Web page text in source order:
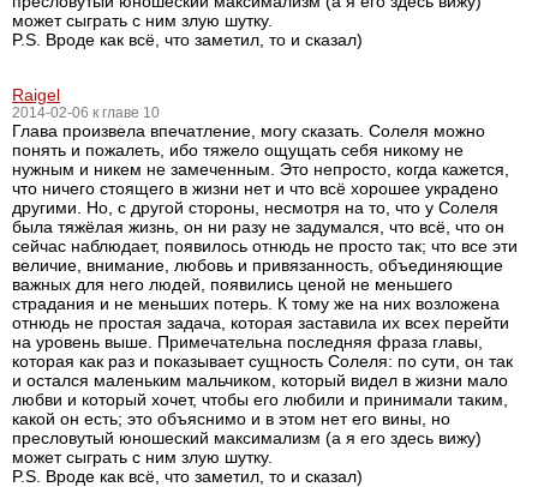
может сыграть с ним злую шутку.
P.S. Вроде как всё, что заметил, то и сказал)
Raigel
2014-02-06 к главе 10
Глава произвела впечатление, могу сказать. Солеля можно
понять и пожалеть, ибо тяжело ощущать себя никому не
нужным и никем не замеченным. Это непросто, когда кажется,
что ничего стоящего в жизни нет и что всё хорошее украдено
другими. Но, с другой стороны, несмотря на то, что у Солеля
была тяжёлая жизнь, он ни разу не задумался, что всё, что он
сейчас наблюдает, появилось отнюдь не просто так; что все эти
величие, внимание, любовь и привязанность, объединяющие
важных для него людей, появились ценой не меньшего
страдания и не меньших потерь. К тому же на них возложена
отнюдь не простая задача, которая заставила их всех перейти
на уровень выше. Примечательна последняя фраза главы,
которая как раз и показывает сущность Солеля: по сути, он так
и остался маленьким мальчиком, который видел в жизни мало
любви и который хочет, чтобы его любили и принимали таким,
какой он есть; это объяснимо и в этом нет его вины, но
пресловутый юношеский максимализм (а я его здесь вижу)
может сыграть с ним злую шутку.
P.S. Вроде как всё, что заметил, то и сказал)